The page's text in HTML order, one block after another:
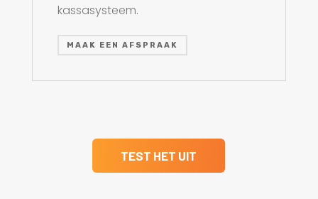
kassasysteem.
MAAK EEN AFSPRAAK
TEST HET UIT